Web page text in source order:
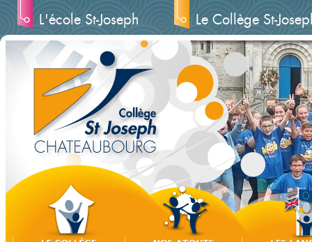
L'école St-Joseph Le Collège St-